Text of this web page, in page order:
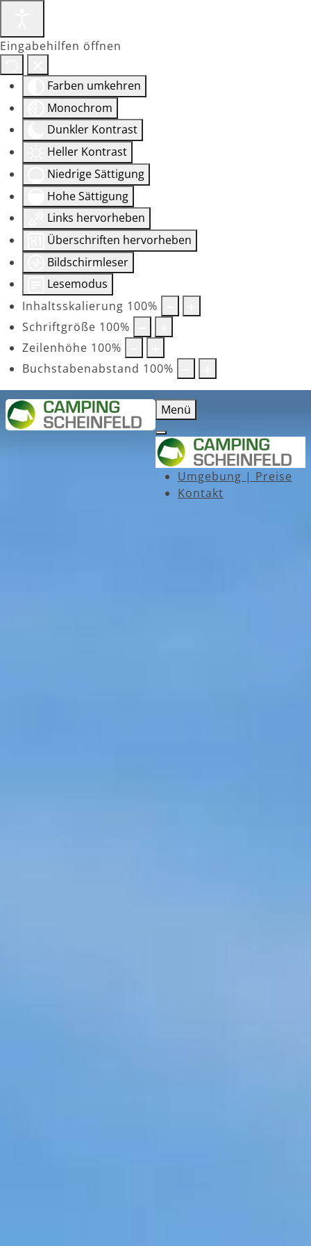
Eingabehilfen öffnen
Farben umkehren
Monochrom
Dunkler Kontrast
Heller Kontrast
Niedrige Sättigung
Hohe Sättigung
Links hervorheben
Überschriften hervorheben
Bildschirmleser
Lesemodus
Inhaltsskalierung 100%
Schriftgröße 100%
Zeilenhöhe 100%
Buchstabenabstand 100%
Menü
Umgebung | Preise
Kontakt